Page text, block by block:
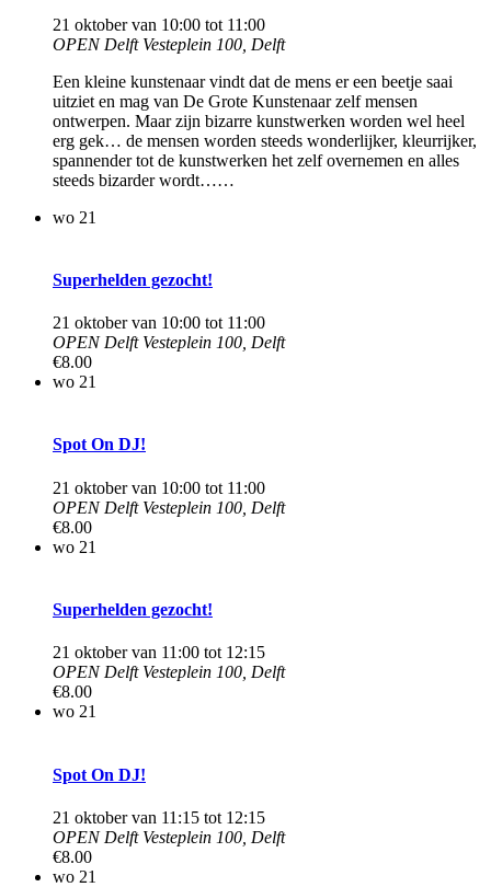
21 oktober van 10:00 tot 11:00
OPEN Delft Vesteplein 100, Delft
Een kleine kunstenaar vindt dat de mens er een beetje saai
uitziet en mag van De Grote Kunstenaar zelf mensen
ontwerpen. Maar zijn bizarre kunstwerken worden wel heel
erg gek… de mensen worden steeds wonderlijker, kleurrijker,
spannender tot de kunstwerken het zelf overnemen en alles
steeds bizarder wordt……
wo 21
Superhelden gezocht!
21 oktober van 10:00 tot 11:00
OPEN Delft Vesteplein 100, Delft
€8.00
wo 21
Spot On DJ!
21 oktober van 10:00 tot 11:00
OPEN Delft Vesteplein 100, Delft
€8.00
wo 21
Superhelden gezocht!
21 oktober van 11:00 tot 12:15
OPEN Delft Vesteplein 100, Delft
€8.00
wo 21
Spot On DJ!
21 oktober van 11:15 tot 12:15
OPEN Delft Vesteplein 100, Delft
€8.00
wo 21